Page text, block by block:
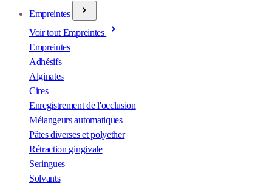
Empreintes
Voir tout Empreintes
Empreintes
Adhésifs
Alginates
Cires
Enregistrement de l'occlusion
Mélangeurs automatiques
Pâtes diverses et polyether
Rétraction gingivale
Seringues
Solvants